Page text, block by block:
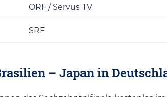
ORF / Servus TV
SRF
– Japan in